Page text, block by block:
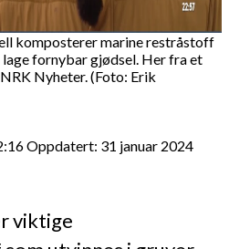
komposterer marine restråstoff
fornybar gjødsel. Her fra et
Nyheter. (Foto: Erik
Oppdatert: 31 januar 2024
viktige